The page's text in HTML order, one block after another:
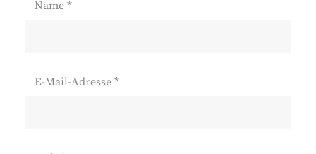
Name *
E-Mail-Adresse *